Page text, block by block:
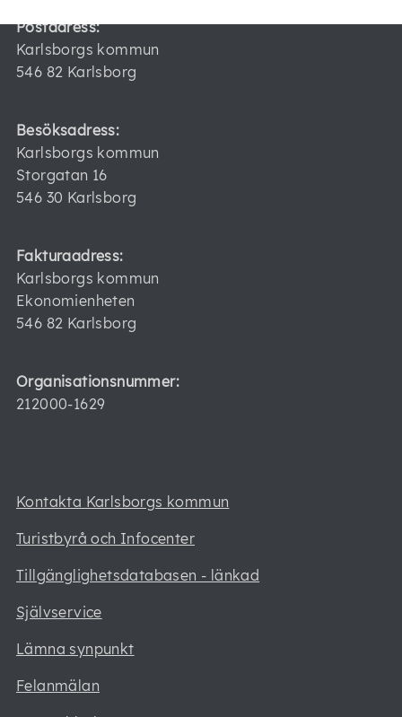
Postadress:
Karlsborgs kommun
546 82 Karlsborg
Besöksadress:
Karlsborgs kommun
Storgatan 16
546 30 Karlsborg
Fakturaadress:
Karlsborgs kommun
Ekonomienheten
546 82 Karlsborg
Organisationsnummer:
212000-1629
Kontakta Karlsborgs kommun
Turistbyrå och Infocenter
Tillgänglighetsdatabasen - länkad
Självservice
Lämna synpunkt
Felanmälan